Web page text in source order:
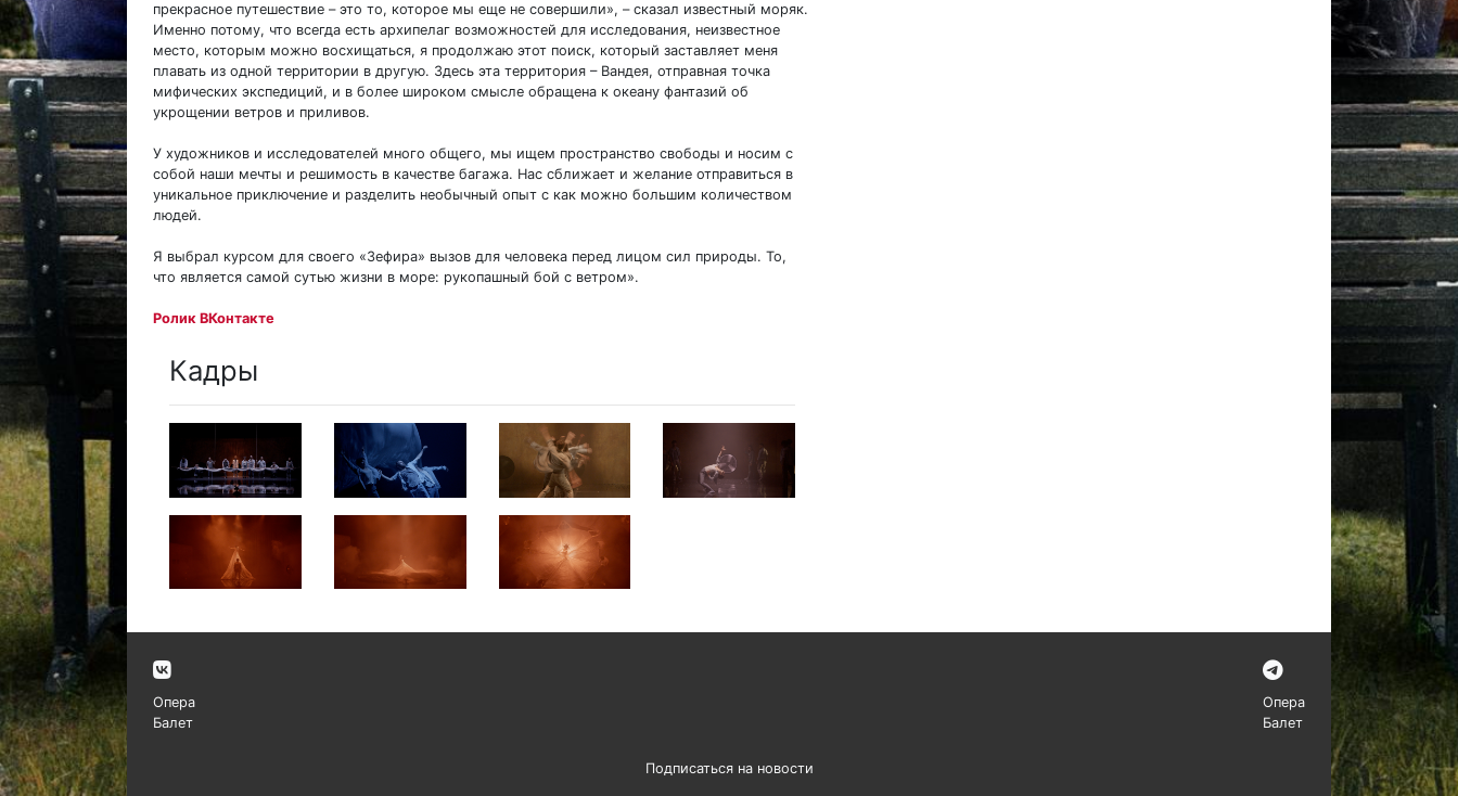
прекрасное путешествие – это то, которое мы еще не совершили», – сказал известный моряк.
Именно потому, что всегда есть архипелаг возможностей для исследования, неизвестное
место, которым можно восхищаться, я продолжаю этот поиск, который заставляет меня
плавать из одной территории в другую. Здесь эта территория – Вандея, отправная точка
мифических экспедиций, и в более широком смысле обращена к океану фантазий об
укрощении ветров и приливов.
У художников и исследователей много общего, мы ищем пространство свободы и носим с
собой наши мечты и решимость в качестве багажа. Нас сближает и желание отправиться в
уникальное приключение и разделить необычный опыт с как можно большим количеством
людей.
Я выбрал курсом для своего «Зефира» вызов для человека перед лицом сил природы. То,
что является самой сутью жизни в море: рукопашный бой с ветром».
Ролик ВКонтакте
Кадры
Опера
Балет
Опера
Балет
Подписаться на новости